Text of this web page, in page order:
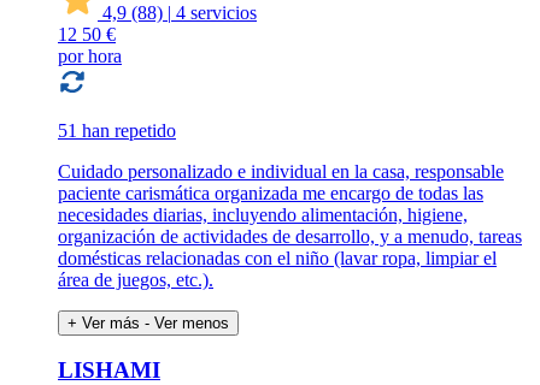
4,9 (88) | 4 servicios
12 50 €
por hora
51 han repetido
Cuidado personalizado e individual en la casa, responsable
paciente carismática organizada me encargo de todas las
necesidades diarias, incluyendo alimentación, higiene,
organización de actividades de desarrollo, y a menudo, tareas
domésticas relacionadas con el niño (lavar ropa, limpiar el
área de juegos, etc.).
+ Ver más - Ver menos
LISHAMI